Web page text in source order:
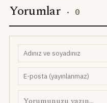
Yorumlar · 0